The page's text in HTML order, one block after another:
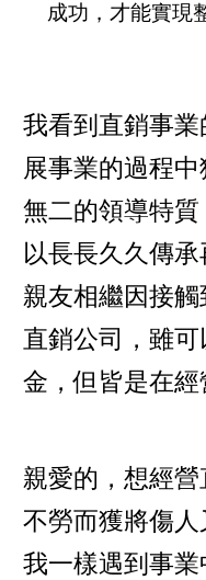
成功，才能實現
我看到直銷事
展事業的過程
無二的領導特
以長長久久傳
親友相繼因接
直銷公司，雖
金，但皆是在經
親愛的，想經營
不勞而獲將傷
我一樣遇到事